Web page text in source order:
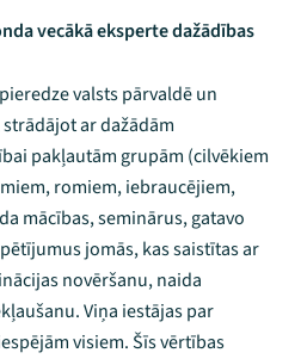
vecākā eksperte dažādības
valsts pārvaldē un
ar dažādām
pakļautām grupām (cilvēkiem
romiem, iebraucējiem,
mācības, seminārus, gatavo
jomās, kas saistītas ar
novēršanu, naida
Viņa iestājas par
visiem. Šīs vērtības